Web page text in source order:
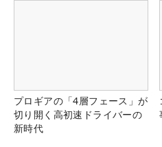
プロギアの「4層フェース」が
切り開く高初速ドライバーの
新時代